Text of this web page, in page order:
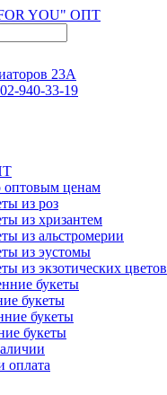
23А
940-33-19
оптовым ценам
из роз
из хризантем
из альстромерии
из эустомы
из экзотических цветов
букеты
букеты
букеты
букеты
оплата